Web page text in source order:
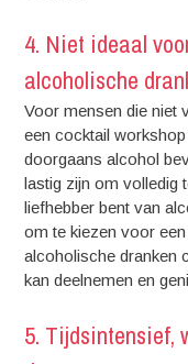
4. Niet ideaal
alcoholische
Voor mensen die niet
een cocktail
doorgaans alcohol
lastig zijn om volledig
liefhebber bent van
om te kiezen voor
alcoholische dranken
kan deelnemen en
5. Tijdsintensief,